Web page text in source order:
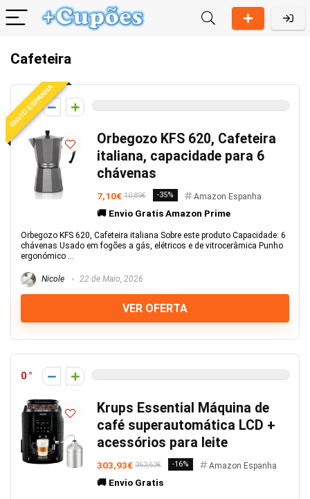
Cafeteira
ENVIO ESPANHA
0
Orbegozo KFS 620, Cafeteira
italiana, capacidade para 6
chávenas
7,10€ 10,89€ -35% Amazon Espanha
🚚 Envio Gratis Amazon Prime
Orbegozo KFS 620, Cafeteira italiana Sobre este produto Capacidade: 6
chávenas Usado em fogões a gás, elétricos e de vitrocerâmica Punho
ergonómico ...
Nicole 22 de Maio, 2026
VER OFERTA
0
Krups Essential Máquina de
café superautomática LCD +
acessórios para leite
303,93€ 363,63€ -16% Amazon Espanha
🚚 Envio Gratis